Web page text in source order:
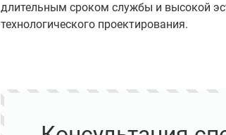
длительным сроком службы и высокой
технологического проектирования.